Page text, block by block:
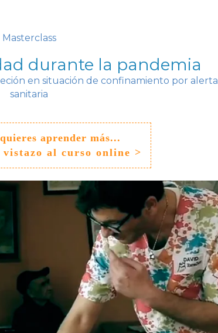
Masterclass
durante la pandemia
en situación de confinamiento por alerta
sanitaria
aprender más...
vistazo al curso online >